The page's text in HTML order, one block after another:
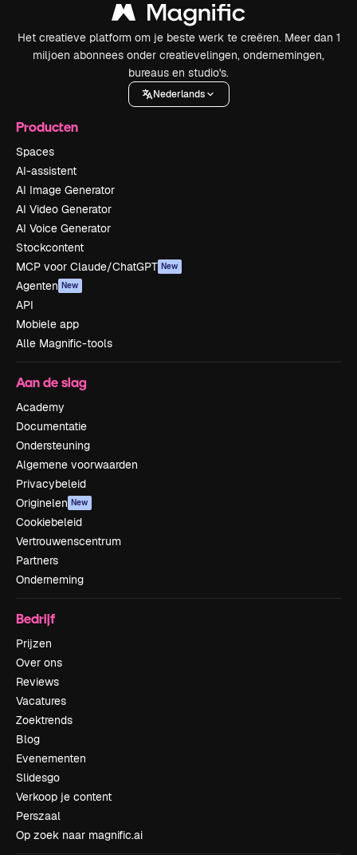
Het creatieve platform om je beste werk te creëren. Meer dan 1
miljoen abonnees onder creatievelingen, ondernemingen,
bureaus en studio's.
Nederlands
Producten
Spaces
AI-assistent
AI Image Generator
AI Video Generator
AI Voice Generator
Stockcontent
MCP voor Claude/ChatGPT New
Agenten New
API
Mobiele app
Alle Magnific-tools
Aan de slag
Academy
Documentatie
Ondersteuning
Algemene voorwaarden
Privacybeleid
Originelen New
Cookiebeleid
Vertrouwenscentrum
Partners
Onderneming
Bedrijf
Prijzen
Over ons
Reviews
Vacatures
Zoektrends
Blog
Evenementen
Slidesgo
Verkoop je content
Perszaal
Op zoek naar magnific.ai